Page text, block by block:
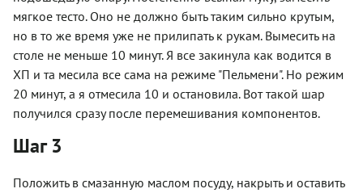
мягкое тесто. Оно не должно быть таким сильно крутым,
но в то же время уже не прилипать к рукам. Вымесить на
столе не меньше 10 минут. Я все закинула как водится в
ХП и та месила все сама на режиме "Пельмени". Но режим
20 минут, а я отмесила 10 и остановила. Вот такой шар
получился сразу после перемешивания компонентов.
Шаг 3
Положить в смазанную маслом посуду, накрыть и оставить